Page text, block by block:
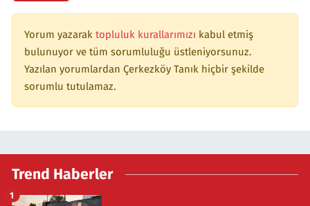
Yorum yazarak topluluk kurallarımızı kabul etmiş
bulunuyor ve tüm sorumluluğu üstleniyorsunuz.
Yazılan yorumlardan Çerkezköy Tanık hiçbir şekilde
sorumlu tutulamaz.
Trend Haberler
1